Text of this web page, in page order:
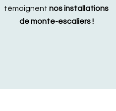
témoignentnos installations
de monte-escaliers !